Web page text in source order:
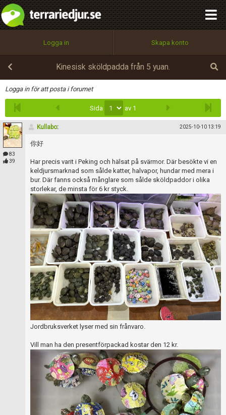
Logga in Skapa konto
Kinesisk sköldpadda från 5 yuan.
Logga in för att posta i forumet
Sida av 1
83
39
Kullabo: 2025-10-10 13:19
你好
Har precis varit i Peking och hälsat på svärmor. Där besökte vi en
keldjursmarknad som sålde katter, halvapor, hundar med mera i
bur. Där fanns också månglare som sålde sköldpaddor i olika
storlekar, de minsta för 6 kr styck.
Jordbruksverket lyser med sin frånvaro.
Vill man ha den presentförpackad kostar den 12 kr.
Infoga
Utför
100%
OK
integritetspolicy
Namn:
Epost:
Användarnamn:
Lösenord:
Privacy Policy
Terms of Service
Skapa konto
Begär nytt lösenord
Tillbaka till förstasidan